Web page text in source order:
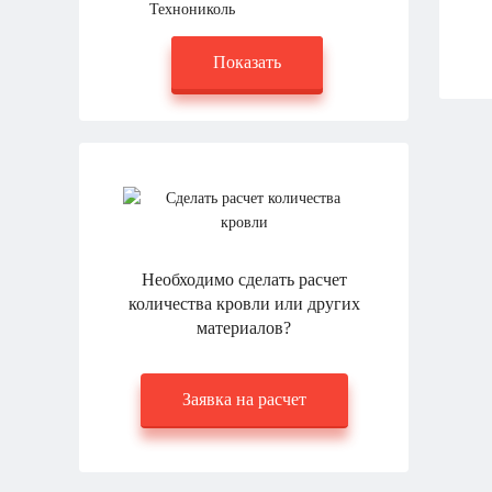
Технониколь
Необходимо сделать расчет
количества кровли или других
материалов?
Заявка на расчет